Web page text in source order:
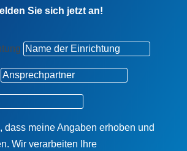
Sie sich jetzt an!
dass meine Angaben erhoben und
Wir verarbeiten Ihre